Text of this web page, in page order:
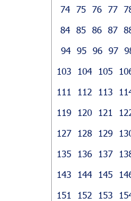
74 75 76 77
84 85 86 87
94 95 96 97
103
104 105
111
112 113
119
120 121
127
128 129
135
136 137
143
144 145
151
152 153